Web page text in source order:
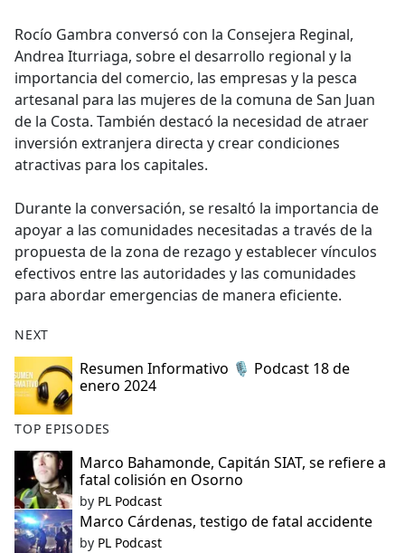
b
o
o
k
Rocío Gambra conversó con la Consejera Reginal,
Andrea Iturriaga, sobre el desarrollo regional y la
importancia del comercio, las empresas y la pesca
artesanal para las mujeres de la comuna de San Juan
de la Costa. También destacó la necesidad de atraer
inversión extranjera directa y crear condiciones
atractivas para los capitales.
Durante la conversación, se resaltó la importancia de
apoyar a las comunidades necesitadas a través de la
propuesta de la zona de rezago y establecer vínculos
efectivos entre las autoridades y las comunidades
para abordar emergencias de manera eficiente.
NEXT
Resumen Informativo 🎙️ Podcast 18 de
enero 2024
TOP EPISODES
Marco Bahamonde, Capitán SIAT, se refiere a
fatal colisión en Osorno
by PL Podcast
Marco Cárdenas, testigo de fatal accidente
by PL Podcast